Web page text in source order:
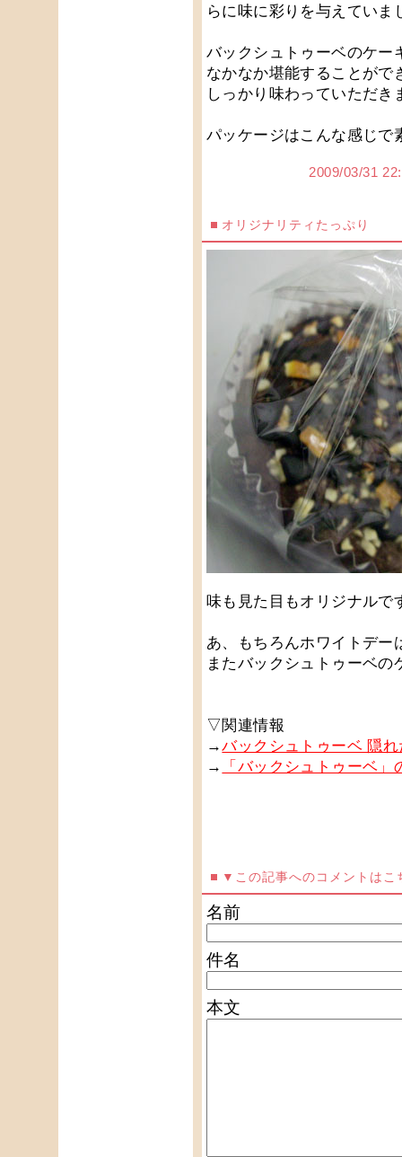
らに味に彩りを与えていま
バックシュトゥーベのケー
なかなか堪能することがで
しっかり味わっていただき
パッケージはこんな感じで
2009/03/31
オリジナリティたっぷり
味も見た目もオリジナルで
あ、もちろんホワイトデー
またバックシュトゥーベの
▽関連情報
→バックシュトゥーベ 隠
→
「バックシュトゥーベ
▼この記事へのコメントはこ
名前
件名
本文